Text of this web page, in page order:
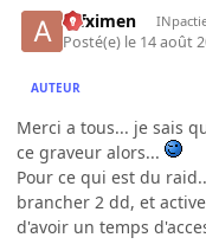
atfximen
Posté(e) le 14 août
AUTEUR
Merci a tous... je sais
ce graveur alors...
Pour ce qui est du
brancher 2 dd, et
d'avoir un temps